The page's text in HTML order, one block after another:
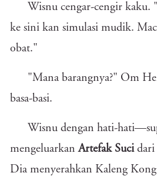
Wisnu cengar-cengir kaku.
ke sini kan simulasi mudik.
obat."
"Mana barangnya?" Om
basa-basi.
Wisnu dengan hati-
mengeluarkanArtefak Sucidari
Dia menyerahkan Kaleng